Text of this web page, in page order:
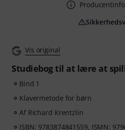
Vis original
Studiebog til at lære at
Bind 1
Klavermetode for børn
Af Richard Krentzlin
ISBN: 9783874841559, ISMN: